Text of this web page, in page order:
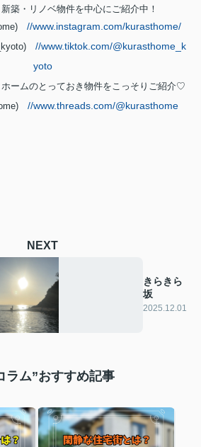
築・リノベ物件を中心にご紹介中！
//www.instagram.com/kurasthome/
//www.tiktok.com/@kurasthome_k
yoto
ームのとっておき物件をこっそりご紹介♡
//www.threads.com/@kurasthome
NEXT
きらきら
坂
2025.12.01
ラム”おすすめ記事